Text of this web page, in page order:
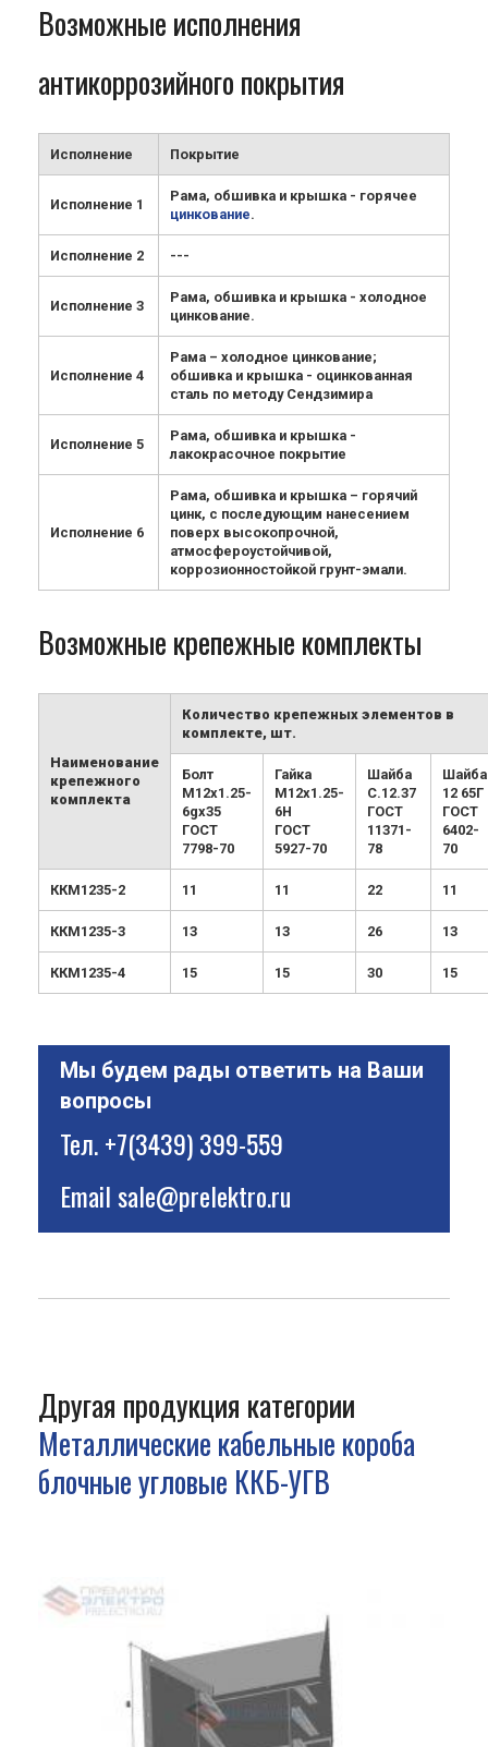
Возможные исполнения
антикоррозийного покрытия
Исполнение Покрытие
Исполнение 1
Рама, обшивка и крышка - горячее
цинкование.
Исполнение 2 ---
Исполнение 3
Рама, обшивка и крышка - холодное
цинкование.
Исполнение 4
Рама – холодное цинкование;
обшивка и крышка - оцинкованная
сталь по методу Сендзимира
Исполнение 5
Рама, обшивка и крышка -
лакокрасочное покрытие
Исполнение 6
Рама, обшивка и крышка – горячий
цинк, с последующим нанесением
поверх высокопрочной,
атмосфероустойчивой,
коррозионностойкой грунт-эмали.
Возможные крепежные комплекты
Наименование
крепежного
комплекта
Количество крепежных элементов в
комплекте, шт.
Болт
М12х1.25-
6gx35
ГОСТ
7798-70
Гайка
М12х1.25-
6H
ГОСТ
5927-70
Шайба
С.12.37
ГОСТ
11371-
78
Шайба
12 65Г
ГОСТ
6402-
70
ККМ1235-2 11 11 22 11
ККМ1235-3 13 13 26 13
ККМ1235-4 15 15 30 15
Мы будем рады ответить на Ваши
вопросы
Тел.+7(3439) 399-559
Emailsale@prelektro.ru
Другая продукция категории
Металлические кабельные короба
блочные угловые ККБ-УГВ